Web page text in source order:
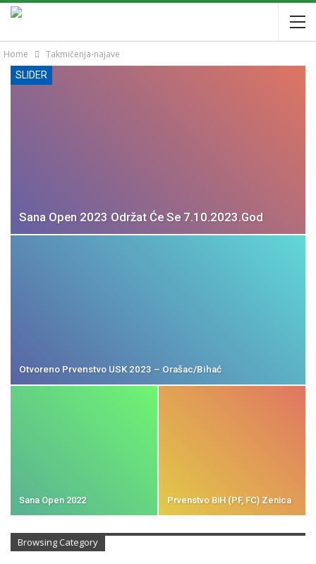
Home Takmičenja-najave
SLIDER
Sana Open 2023 Održat Će Se 7.10.2023.god
Otvoreno Prvenstvo USK 2023 – Orašac/Bihać
Sana Open 2022 Prvenstvo BiH (PF, FC) Zenica
Browsing Category